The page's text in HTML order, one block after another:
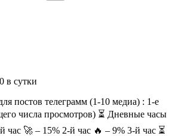
в сутки
постов телеграмм (1-10 медиа) : 1-е
числа просмотров) ⏳ Дневные часы
час 🚀 – 15% 2-й час 🔥 – 9% 3-й час ⏳